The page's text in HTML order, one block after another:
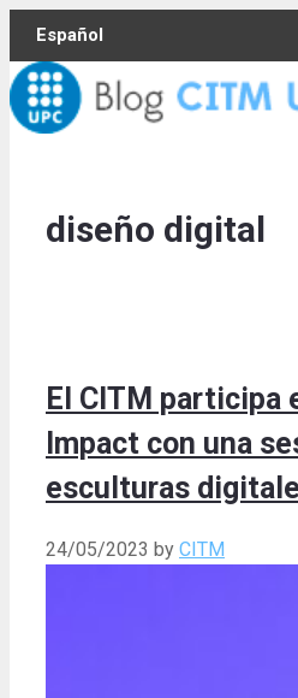
Skip
content
Español
diseño digital
El CITM participa
Impact con una
esculturas
24/05/2023 by CITM